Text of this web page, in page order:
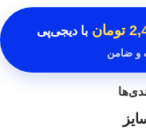
با دیجی‌پی
و ضامن